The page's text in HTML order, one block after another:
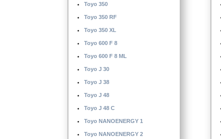
Toyo 350
Toyo 350 RF
Toyo 350 XL
Toyo 600 F 8
Toyo 600 F 8 ML
Toyo J 30
Toyo J 38
Toyo J 48
Toyo J 48 C
Toyo NANOENERGY 1
Toyo NANOENERGY 2